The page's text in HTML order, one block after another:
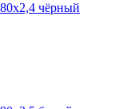
чёрный